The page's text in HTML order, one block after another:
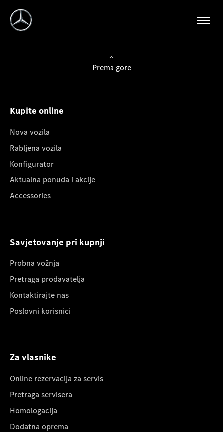
Prema gore
Kupite online
Nova vozila
Rabljena vozila
Konfigurator
Aktualna ponuda i akcije
Accessories
Savjetovanje pri kupnji
Probna vožnja
Pretraga prodavatelja
Kontaktirajte nas
Poslovni korisnici
Za vlasnike
Online rezervacija za servis
Pretraga servisera
Homologacija
Dodatna oprema